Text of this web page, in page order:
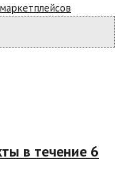
в течение 6